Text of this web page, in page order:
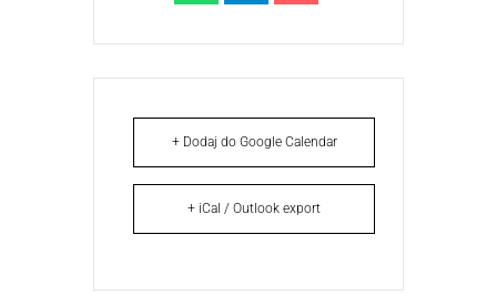
+ Dodaj do Google Calendar
+ iCal / Outlook export